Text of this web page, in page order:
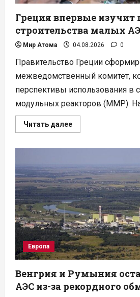
Греция впервые изучит
строительства малых
Мир Атома 04.08.2026 0
Правительство Греции
межведомственный комитет,
перспективы использования в
модульных реакторов (ММР). На
Читать далееПрочитать
больше
перспективы
строительства
малых
АЭС
Европа
Венгрия и Румыния
АЭС из-за рекордного